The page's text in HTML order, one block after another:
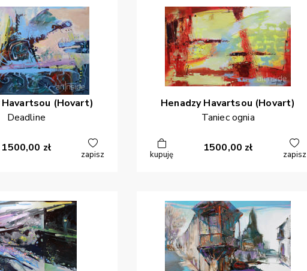
Havartsou (Hovart)
Deadline
1500,00 zł
zapisz
Henadzy Havartsou (Hovart)
Taniec ognia
kupuję
1500,00 zł
zapisz